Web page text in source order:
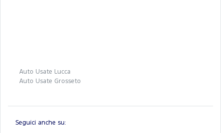
Auto Usate Lucca
Auto Usate Grosseto
Seguici anche su: